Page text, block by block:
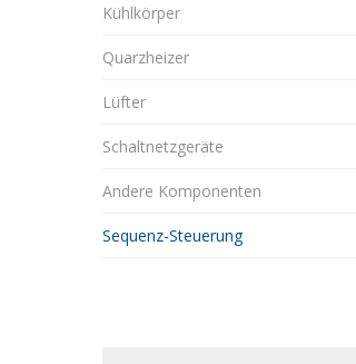
Kühlkörper
Quarzheizer
Lüfter
Schaltnetzgeräte
Andere Komponenten
Sequenz-Steuerung